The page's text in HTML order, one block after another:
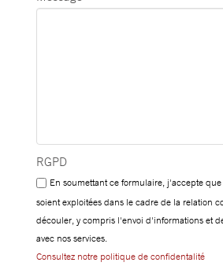
RGPD
En soumettant ce formulaire, j'accepte
soient exploitées dans le cadre de la relation
découler, y compris l'envoi d'informations et
avec nos services.
Consultez notre politique de confidentalité